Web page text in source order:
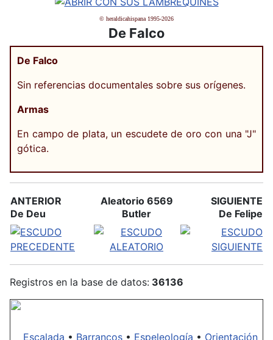
© heraldicahispana 1995-2026
De Falco
De Falco
Sin referencias documentales sobre sus orígenes.
Armas
En campo de plata, un escudete de oro con una "J"
gótica.
ANTERIOR
De Deu
Aleatorio 6569
Butler
SIGUIENTE
De Felipe
Registros en la base de datos: 36136
Escalada • Barrancos • Espeleología • Orientación